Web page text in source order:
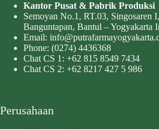
Kantor Pusat & Pabrik Produksi
Semoyan No.1, RT.03, Singosaren
Banguntapan, Bantul – Yogyakarta
Email:
Phone: (0274) 4436368
Chat CS 1: +62 815 8549 7434
Chat CS 2: +62 8217 427 5 986
Perusahaan